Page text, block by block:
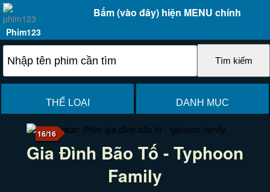
Bấm (vào đây) hiện MENU chính
Phim123
THỂ LOẠI DANH MỤC
16/16
Gia Đình Bão Tố - Typhoon
Family